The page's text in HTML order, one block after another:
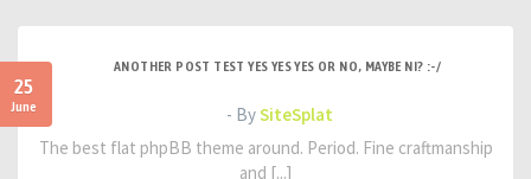
25
June
ANOTHER POST TEST YES YES YES OR NO, MAYBE NI? :-/
- BySiteSplat
The best flat phpBB theme around. Period. Fine craftmanship
and [...]